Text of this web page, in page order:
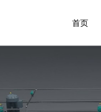
首页